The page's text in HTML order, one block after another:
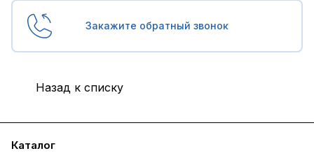
Закажите обратный звонок
Назад к списку
Каталог